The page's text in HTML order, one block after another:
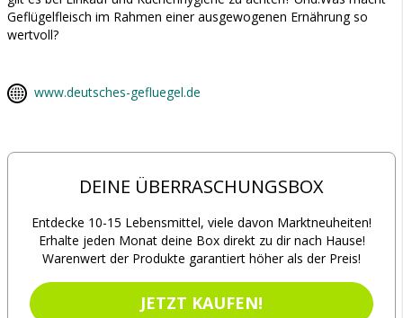
Geflügelfleisch im Rahmen einer ausgewogenen Ernährung so
wertvoll?
www.deutsches-gefluegel.de
DEINE ÜBERRASCHUNGSBOX
Entdecke 10-15 Lebensmittel, viele davon Marktneuheiten!
Erhalte jeden Monat deine Box direkt zu dir nach Hause!
Warenwert der Produkte garantiert höher als der Preis!
JETZT KAUFEN!